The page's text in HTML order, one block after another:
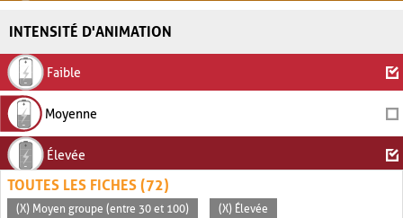
INTENSITÉ D'ANIMATION
Faible
Moyenne
Élevée
TOUTES LES FICHES (72)
(X) Moyen groupe (entre 30 et 100) (X) Élevée